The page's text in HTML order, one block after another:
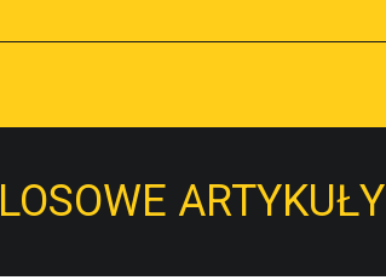
LOSOWE ARTYKUŁY